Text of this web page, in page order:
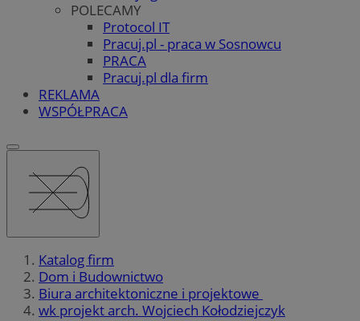
POLECAMY
Protocol IT
Pracuj.pl - praca w Sosnowcu
PRACA
Pracuj.pl dla firm
REKLAMA
WSPÓŁPRACA
Katalog firm
Dom i Budownictwo
Biura architektoniczne i projektowe
wk projekt arch. Wojciech Kołodziejczyk